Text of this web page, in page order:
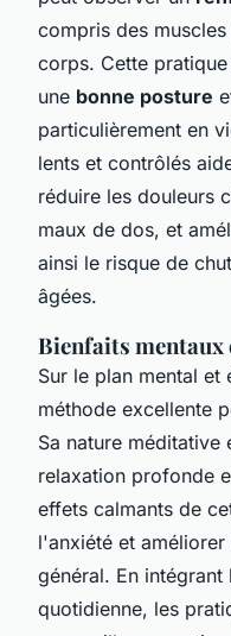
compris des
corps. Cette
une bonne posture
particulièrement en
lents et contrôlés
réduire les douleurs
maux de dos, et
ainsi le risque de
âgées.
Bienfaits mentaux
Sur le plan mental et
méthode excellente
Sa nature méditative
relaxation profonde
effets calmants de
l'anxiété et
général. En intégrant
quotidienne, les